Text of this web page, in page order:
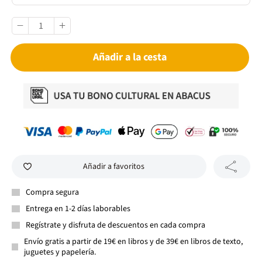
Añadir a la cesta
Añadir a favoritos
Compra segura
Entrega en 1-2 días laborables
Regístrate y disfruta de descuentos en cada compra
Envío gratis a partir de 19€ en libros y de 39€ en libros de texto,
juguetes y papelería.